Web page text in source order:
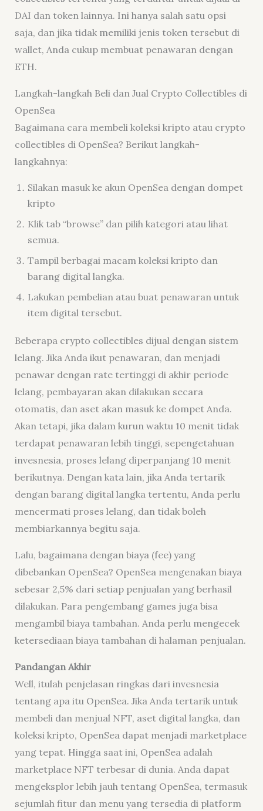
DAI dan token lainnya. Ini hanya salah satu opsi
saja, dan jika tidak memiliki jenis token tersebut di
wallet, Anda cukup membuat penawaran dengan
ETH.
Langkah-langkah Beli dan Jual Crypto Collectibles di
OpenSea
Bagaimana cara membeli koleksi kripto atau crypto
collectibles di OpenSea? Berikut langkah-
langkahnya:
Silakan masuk ke akun OpenSea dengan dompet
kripto
Klik tab “browse” dan pilih kategori atau lihat
semua.
Tampil berbagai macam koleksi kripto dan
barang digital langka.
Lakukan pembelian atau buat penawaran untuk
item digital tersebut.
Beberapa crypto collectibles dijual dengan sistem
lelang. Jika Anda ikut penawaran, dan menjadi
penawar dengan rate tertinggi di akhir periode
lelang, pembayaran akan dilakukan secara
otomatis, dan aset akan masuk ke dompet Anda.
Akan tetapi, jika dalam kurun waktu 10 menit tidak
terdapat penawaran lebih tinggi, sepengetahuan
invesnesia, proses lelang diperpanjang 10 menit
berikutnya. Dengan kata lain, jika Anda tertarik
dengan barang digital langka tertentu, Anda perlu
mencermati proses lelang, dan tidak boleh
membiarkannya begitu saja.
Lalu, bagaimana dengan biaya (fee) yang
dibebankan OpenSea? OpenSea mengenakan biaya
sebesar 2,5% dari setiap penjualan yang berhasil
dilakukan. Para pengembang games juga bisa
mengambil biaya tambahan. Anda perlu mengecek
ketersediaan biaya tambahan di halaman penjualan.
Pandangan Akhir
Well, itulah penjelasan ringkas dari invesnesia
tentang apa itu OpenSea. Jika Anda tertarik untuk
membeli dan menjual NFT, aset digital langka, dan
koleksi kripto, OpenSea dapat menjadi marketplace
yang tepat. Hingga saat ini, OpenSea adalah
marketplace NFT terbesar di dunia. Anda dapat
mengeksplor lebih jauh tentang OpenSea, termasuk
sejumlah fitur dan menu yang tersedia di platform